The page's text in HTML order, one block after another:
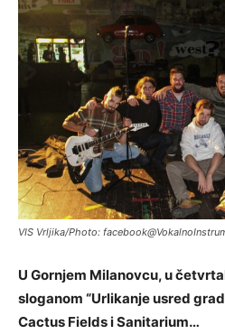
VIS Vrljika/Photo:
U Gornjem Milanovcu, u
sloganom “Urlikanje usred
Cactus Fields i Sanitarium…